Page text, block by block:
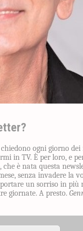
ogni giorno dei
in TV. È per loro, e
è nata questa
senza invadere la
un sorriso in più
giornate. A presto.